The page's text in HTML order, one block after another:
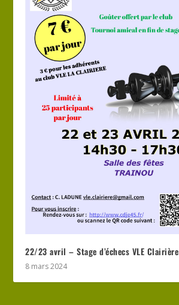
22/23 avril – Stage d’échecs VLE Clairière
8 mars 2024